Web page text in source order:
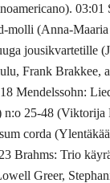
03:01
molli (Anna-
jousikvartetille
Frank Brakkee,
Mendelssohn:
n:o 25-48 (Viktorija
corda
Brahms: Trio
Greer,